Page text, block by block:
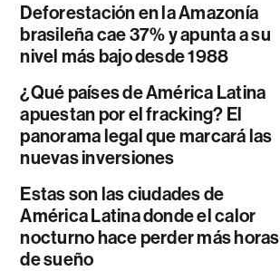
Deforestación en la Amazonía
brasileña cae 37% y apunta a su
nivel más bajo desde 1988
¿Qué países de América Latina
apuestan por el fracking? El
panorama legal que marcará las
nuevas inversiones
Estas son las ciudades de
América Latina donde el calor
nocturno hace perder más horas
de sueño